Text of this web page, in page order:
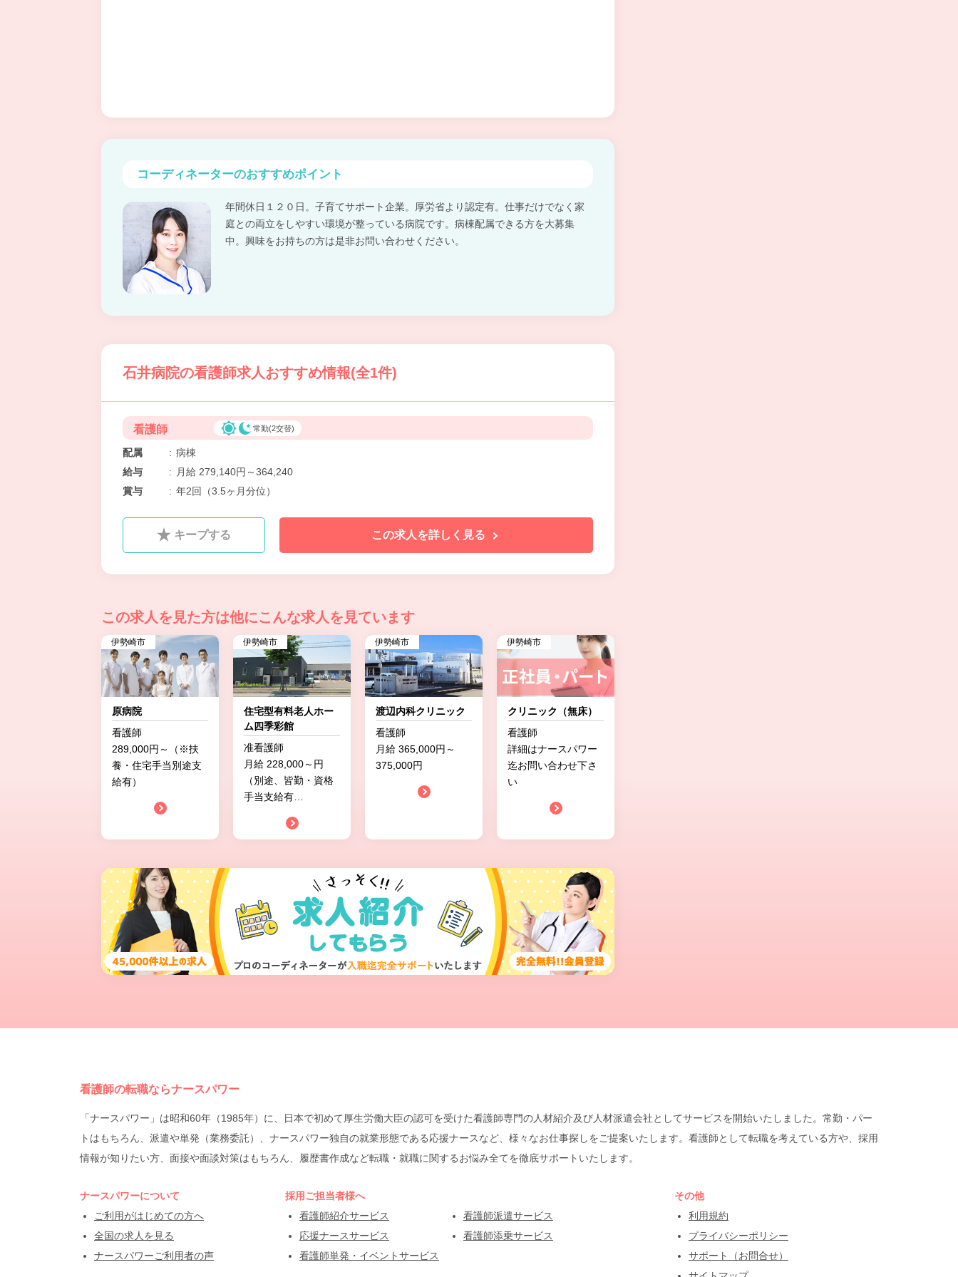
コーディネーターのおすすめポイント
年間休日１２０日。子育てサポート企業。厚労省より認定有。仕事だけでなく家
庭との両立をしやすい環境が整っている病院です。病棟配属できる方を大募集
中。興味をお持ちの方は是非お問い合わせください。
石井病院の看護師求人おすすめ情報(全1件)
看護師 常勤(2交替)
配属 : 病棟
給与
:
月給 279,140円～364,240
賞与
: 年2回（3.5ヶ月分位）
キープする この求人を詳しく見る
この求人を見た方は他にこんな求人を見ています
伊勢崎市
原病院
看護師
289,000円～（※扶
養・住宅手当別途支
給有）
伊勢崎市
住宅型有料老人ホー
ム四季彩館
准看護師
月給 228,000～円
（別途、皆勤・資格
手当支給有
伊勢崎市
渡辺内科クリニック
看護師
月給 365,000円～
375,000円
伊勢崎市
クリニック（無床）
看護師
詳細はナースパワー
迄お問い合わせ下さ
い
看護師の転職ならナースパワー
「ナースパワー」は昭和60年（1985年）に、日本で初めて厚生労働大臣の認可を受けた看護師専門の人材紹介及び人材派遣会社としてサービスを開始いたしました。常勤・パー
トはもちろん、派遣や単発（業務委託）、ナースパワー独自の就業形態である応援ナースなど、様々なお仕事探しをご提案いたします。看護師として転職を考えている方や、採用
情報が知りたい方、面接や面談対策はもちろん、履歴書作成など転職・就職に関するお悩み全てを徹底サポートいたします。
ナースパワーについて
ご利用がはじめての方へ
全国の求人を見る
ナースパワーご利用者の声
採用ご担当者様へ
看護師紹介サービス
応援ナースサービス
看護師単発・イベントサービス
看護師派遣サービス
看護師添乗サービス
その他
利用規約
プライバシーポリシー
サポート（お問合せ）